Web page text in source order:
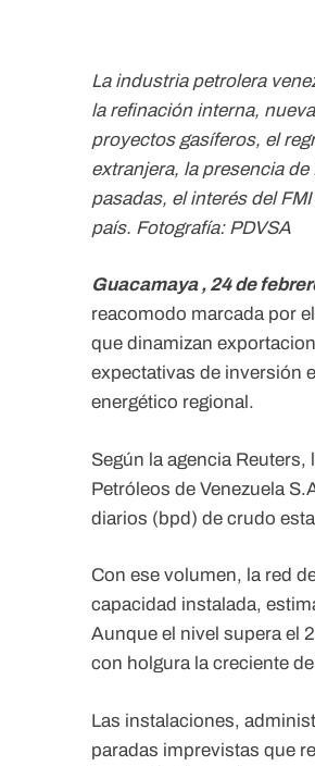
La industria petrolera
la refinación interna,
proyectos gasíferos, el
extranjera, la presencia
pasadas, el interés del
país. Fotografía: PDVSA
Guacamaya , 24 de
reacomodo marcada por
que dinamizan
expectativas de inversión
energético regional.
Según la agencia
Petróleos de Venezuela
diarios (bpd) de crudo
Con ese volumen, la red
capacidad instalada,
Aunque el nivel supera el
con holgura la creciente
Las instalaciones,
paradas imprevistas que